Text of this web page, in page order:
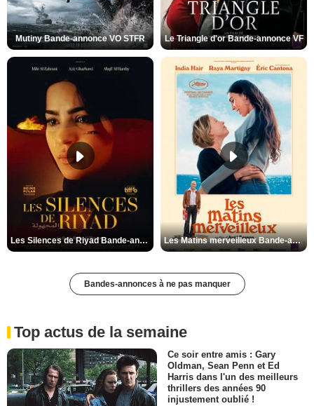
Mutiny Bande-annonce VO STFR Le Triangle d'or Bande-annonce VF
Les Silences de Riyad Bande-annonce VO STFR Les Matins merveilleux Bande-annonce VF
Bandes-annonces à ne pas manquer
Top actus de la semaine
Ce soir entre amis : Gary
Oldman, Sean Penn et Ed
Harris dans l'un des meilleurs
thrillers des années 90
injustement oublié !